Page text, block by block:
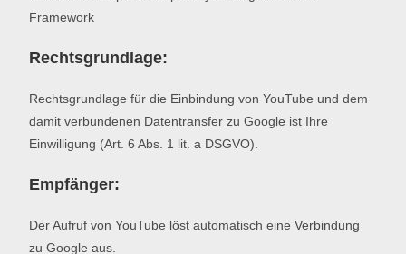
Framework
Rechtsgrundlage:
Rechtsgrundlage für die Einbindung von YouTube und dem
damit verbundenen Datentransfer zu Google ist Ihre
Einwilligung (Art. 6 Abs. 1 lit. a DSGVO).
Empfänger:
Der Aufruf von YouTube löst automatisch eine Verbindung
zu Google aus.